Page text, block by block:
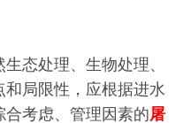
态处理、生物处理、
局限性，应根据进水
考虑、管理因素的屠